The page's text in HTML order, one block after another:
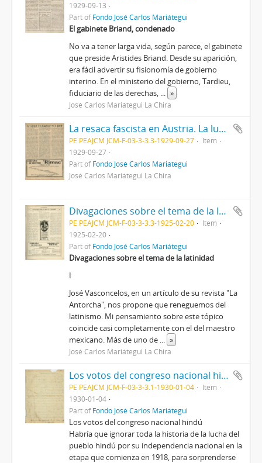
1929-09-13
Part ofFondo José Carlos Mariátegui
El gabinete Briand, condenado
No va a tener larga vida, según parece, el gabinete
que preside Aristides Briand. Desde su aparición,
era fácil advertir su fisionomía de gobierno
interino. En el ministerio del gobierno, Tardieu,
fiduciario de las derechas, ... »
José Carlos Mariátegui La Chira
La resaca fascista en Austria. La lucha eleccionaria en México [Recorte de prensa]
PE PEAJCM JCM-F-03-3-3.3-1929-09-27
Item
1929-09-27
Part ofFondo José Carlos Mariátegui
José Carlos Mariátegui La Chira
Divagaciones sobre el tema de la latinidad [Recorte de prensa]
PE PEAJCM JCM-F-03-3-3.3-1925-02-20
Item
1925-02-20
Part ofFondo José Carlos Mariátegui
Divagaciones sobre el tema de la latinidad
I
José Vasconcelos, en un artículo de su revista "La
Antorcha", nos propone que reneguemos del
latinismo. Mi pensamiento sobre este tópico
coincide casi completamente con el del maestro
mexicano. Más de uno de ... »
José Carlos Mariátegui La Chira
Los votos del congreso nacional hindú. El gobierno de Nanking contra la extraterritorialidad
PE PEAJCM JCM-F-03-3-3.1-1930-01-04
Item
1930-01-04
Part ofFondo José Carlos Mariátegui
Los votos del congreso nacional hindú
Habría que ignorar toda la historia de la lucha del
pueblo hindú por su independencia nacional en la
etapa que comienza en 1918, para sorprenderse